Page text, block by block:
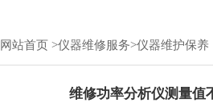
网站首页 >仪器维修服务>仪器维护保养
维修功率分析仪测量值